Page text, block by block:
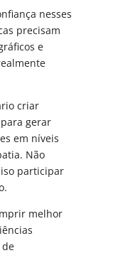
nesses
precisam
e
criar
gerar
em níveis
Não
participar
melhor
de